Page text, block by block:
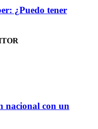
¿Puedo tener
nacional con un